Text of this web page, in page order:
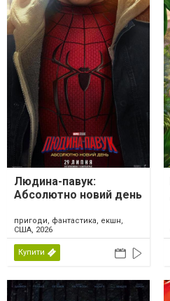
Людина-павук:
Абсолютно новий день
пригоди, фантастика, екшн,
США, 2026
Купити